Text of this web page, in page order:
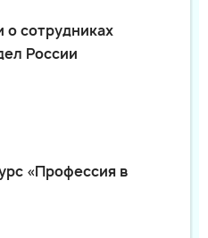
о сотрудниках
России
«Профессия в